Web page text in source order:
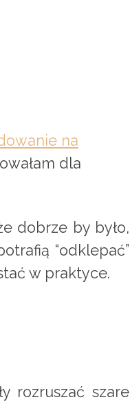
na
dla
dobrze by było,
“odklepać”
w praktyce.
rozruszać szare